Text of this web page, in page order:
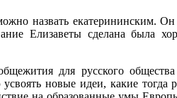
назвать екатерининским.
Елизаветы сделана была
для русского
новые идеи, какие